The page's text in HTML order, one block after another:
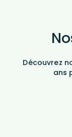
Découvrez
ans